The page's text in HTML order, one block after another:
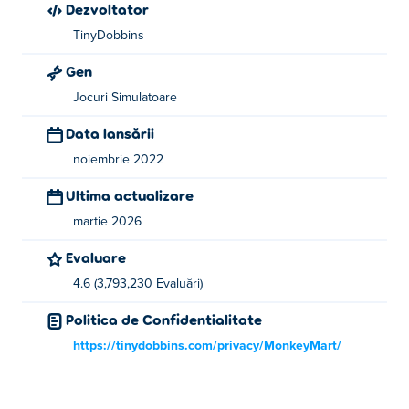
dvs., deblocați noi posturi de lucru și învățați personalului
dvs. noi abilități. Nu uitați să purtați pălării cool și să vă
face din piața de fermier cea mai bună din oraș?
Alergați prin piață pentru a lua recolte proaspete și stați
trebuie să apeși niciun buton - personajul tău va face
toată treaba atâta timp cât ești în locul potrivit!
Mutare - WASD sau tastele săgeți
Monkey Mart a fost actualizat cu al treilea magazin.
Dezvoltator
TinyDobbins
Gen
Jocuri Simulatoare
Data lansării
noiembrie 2022
Ultima actualizare
martie 2026
Evaluare
4.6 (3,793,230 Evaluări)
Politica de Confidentialitate
https://tinydobbins.com/privacy/MonkeyMart/